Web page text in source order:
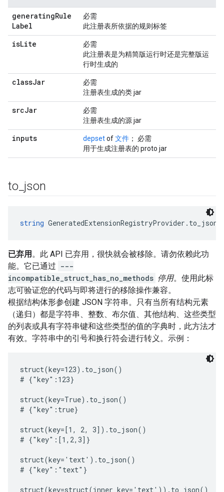
generatingRule
Label
必需
此注册表所依据的规则标签
isLite
必需
此注册表是为精简版运行时还是完整版运
行时生成的
classJar
必需
注册表生成的类 jar
srcJar
必需
注册表生成的源 jar
inputs depsetof文件 ； 必需
用于生成注册表的 proto jar
to json
string
已弃用 。此 API 已弃用，很快就会被移除。请勿依赖此功
能。它已通过 ---
incompatible_struct_has_no_methods 停用。使用此标
志可验证您的代码与即将进行的移除操作兼容。
根据结构体形参创建 JSON 字符串。只有当所有结构元素
（递归）都是字符串、整数、布尔值、其他结构、这些类型
的列表或具有字符串键和这些类型的值的字典时，此方法才
有效。字符串中的引号和换行符会进行转义。示例：
struct(key=123).to_json()
# {"key":123}
struct(key=True).to_json()
# {"key":true}
struct(key=[1, 2, 3]).to_json()
# {"key":[1,2,3]}
struct(key='text').to_json()
# {"key":"text"}
struct(key=struct(inner_key='text')).to_json()